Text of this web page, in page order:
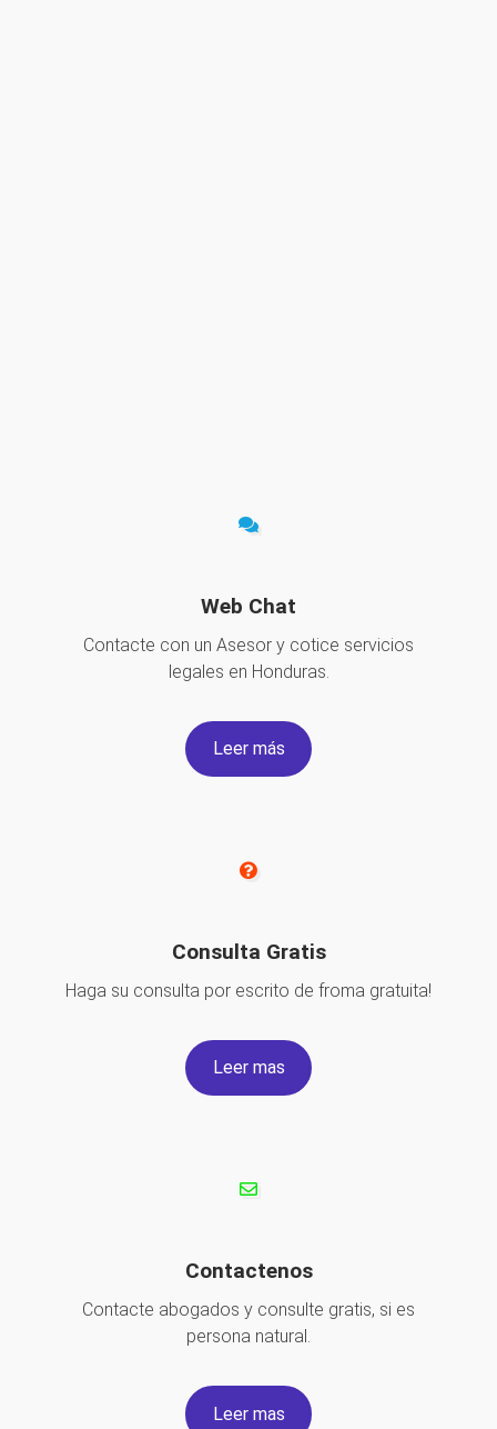
Web Chat
Contacte con un Asesor y cotice servicios
legales en Honduras.
Leer más
Consulta Gratis
Haga su consulta por escrito de froma gratuita!
Leer mas
Contactenos
Contacte abogados y consulte gratis, si es
persona natural.
Leer mas